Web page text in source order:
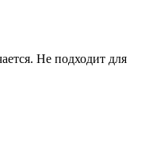
Не подходит для